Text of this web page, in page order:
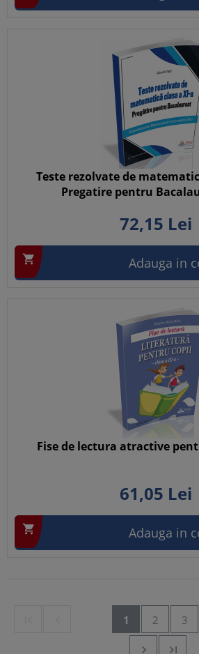
Teste rezolvate de
Pregatire pentru
72,15 Lei
 Adauga in
Fise de lectura atractive
61,05 Lei
 Adauga in
1 2 3

